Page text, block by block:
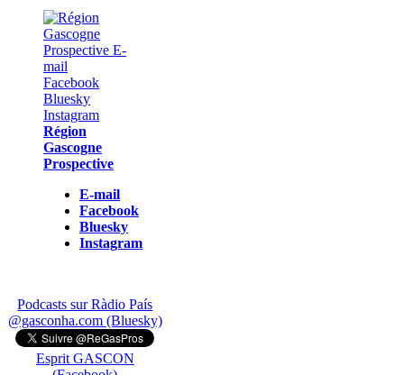
Région
Gascogne
Prospective
E-mail
Facebook
Bluesky
Instagram
Podcasts sur Ràdio País
@gasconha.com (Bluesky)
Esprit GASCON